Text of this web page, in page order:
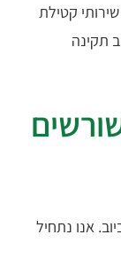
קטילת
תקינה
אנו נתחיל